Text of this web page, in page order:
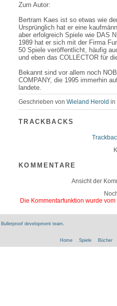
Zum Autor:
Bertram Kaes ist so etwas wie
Ursprünglich hat er eine
aber erfolgreich Spiele wie DAS
1989 hat er sich mit der Firma
50 Spiele veröffentlicht, häufig
und eben das COLLECTOR für
Bekannt sind vor allem noch
COMPANY, die 1995 immerhin
landete.
Geschrieben vonWieland Herold in
TRACKBACKS
KOMMENTARE
Ansicht der
Die Kommentarfunktion wurde
Bulletproof development team
Home Spiele Bücher